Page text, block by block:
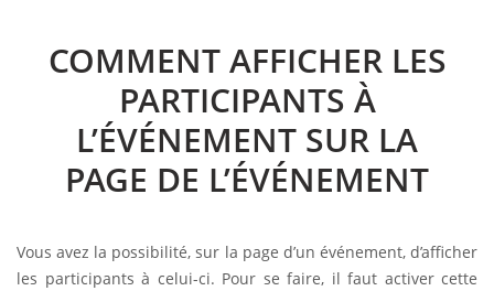
COMMENT AFFICHER LES
PARTICIPANTS À
L’ÉVÉNEMENT SUR LA
PAGE DE L’ÉVÉNEMENT
Vous avez la possibilité, sur la page d’un événement, d’afficher
les participants à celui-ci. Pour se faire, il faut activer cette